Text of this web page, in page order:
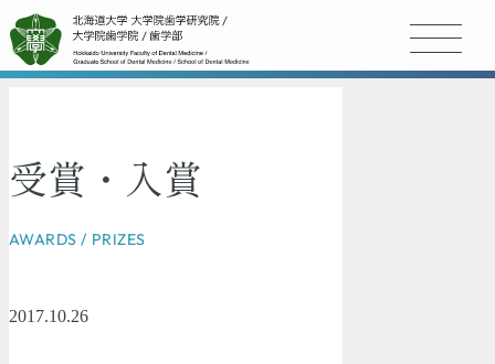
受賞・入賞
AWARDS / PRIZES
2017.10.26